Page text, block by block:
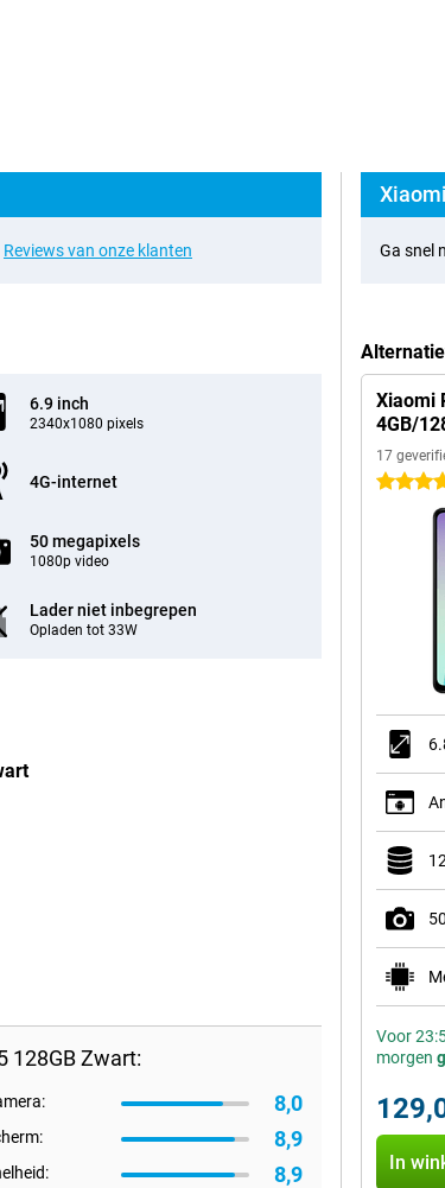
Reviews van onze klanten
6.9 inch
2340x1080 pixels
4G-internet
50 megapixels
1080p video
Lader niet inbegrepen
Opladen tot 33W
128GB Zwart:
8,0
8,9
8,9
Ga snel
Xiaomi
4GB/
17
4 sterren
Voor
morgen
In